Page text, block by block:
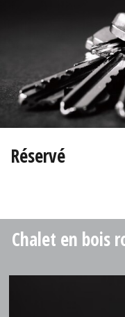
Réservé
Chalet en bois